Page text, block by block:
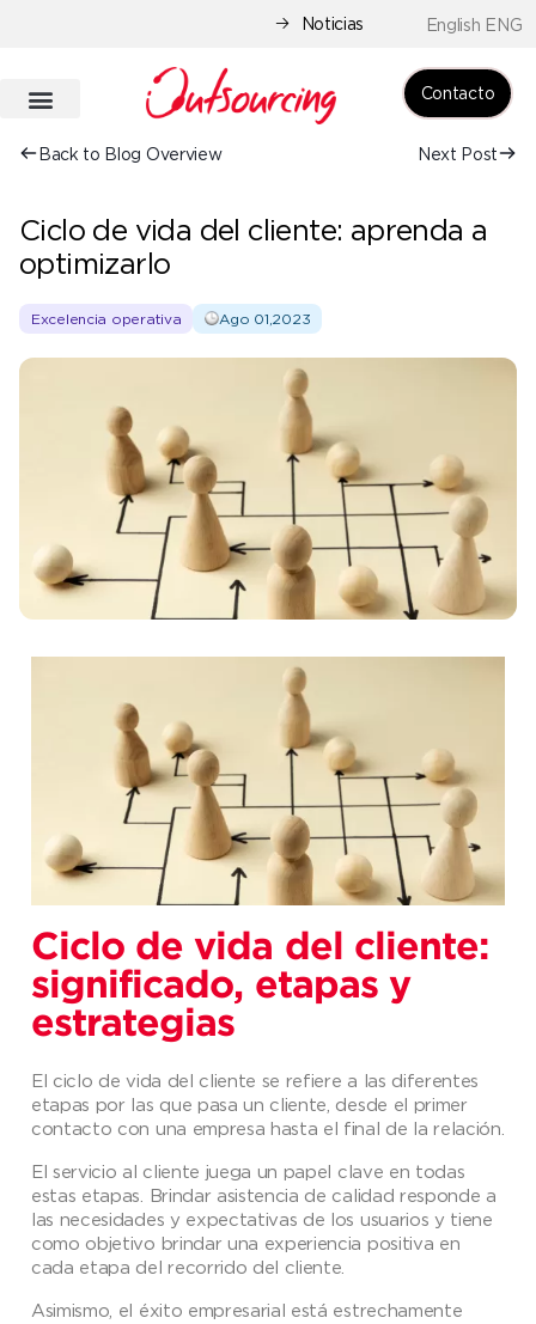
Noticias English ENG
Contacto
Back to Blog Overview Next Post
Ciclo de vida del cliente: aprenda a
optimizarlo
Excelencia operativa Ago 01,2023
Ciclo de vida del cliente:
significado, etapas y
estrategias
El ciclo de vida del cliente se refiere a las diferentes
etapas por las que pasa un cliente, desde el primer
contacto con una empresa hasta el final de la relación.
El servicio al cliente juega un papel clave en todas
estas etapas. Brindar asistencia de calidad responde a
las necesidades y expectativas de los usuarios y tiene
como objetivo brindar una experiencia positiva en
cada etapa del recorrido del cliente.
Asimismo, el éxito empresarial está estrechamente